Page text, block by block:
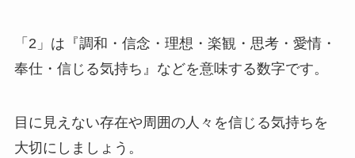
「2」は『調和・信念・理想・楽観・思考・愛情・
奉仕・信じる気持ち』などを意味する数字です。
目に見えない存在や周囲の人々を信じる気持ちを
大切にしましょう。